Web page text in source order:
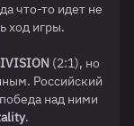
что-то идет не
ход игры.
(2:1), но
Российский
над ними
.